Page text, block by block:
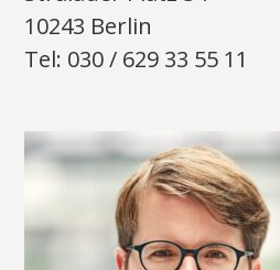
10243 Berlin
Tel: 030 / 629 33 55 11